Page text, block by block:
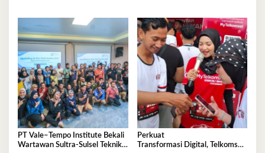
PT Vale–Tempo Institute Bekali
Wartawan Sultra-Sulsel Teknik
Perkuat
Transformasi Digital, Telkomsel